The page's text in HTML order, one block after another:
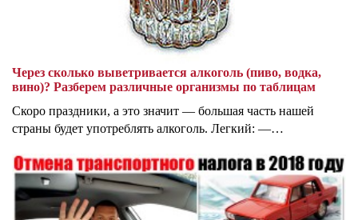
Через сколько выветривается алкоголь (пиво, водка,
вино)? Разберем различные организмы по таблицам
Скоро праздники, а это значит — большая часть нашей
страны будет употреблять алкоголь. Легкий: —…